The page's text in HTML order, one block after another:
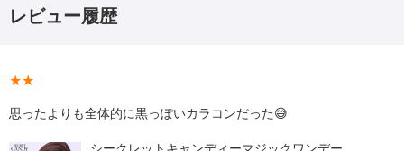
レビュー履歴
★★
思ったよりも全体的に黒っぽいカラコンだった😅